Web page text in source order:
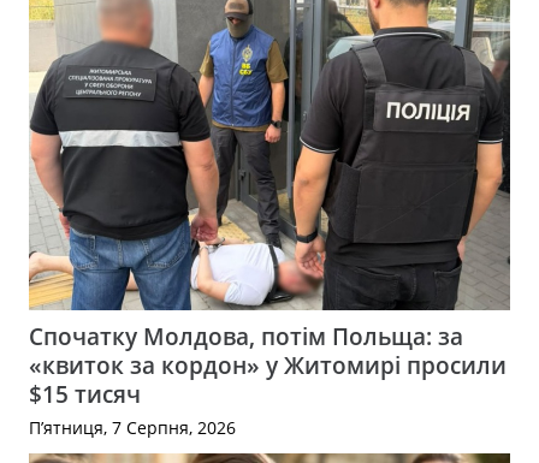
Спочатку Молдова, потім Польща: за
«квиток за кордон» у Житомирі просили
$15 тисяч
П’ятниця, 7 Серпня, 2026